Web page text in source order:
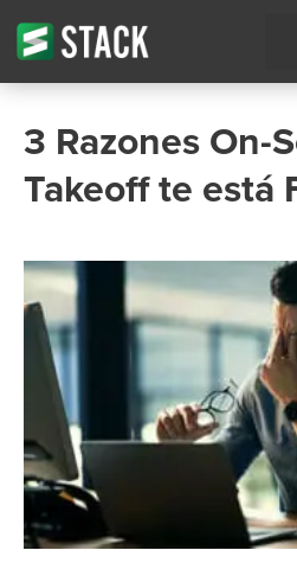
3 Razones On-
Takeoff te está